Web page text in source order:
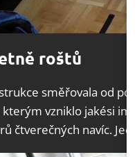
roštů
směřovala od
vzniklo jakési
čtverečných navíc.